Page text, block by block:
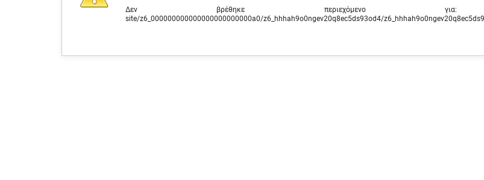
Δεν βρέθηκε περιεχόμενο
site/z6_000000000000000000000000a0/z6_hhhah9o0ngev20q8ec5ds93od4/